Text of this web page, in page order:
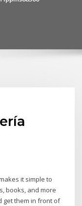
it simple to
books, and more
get them in front of